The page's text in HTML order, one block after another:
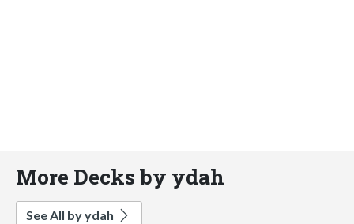
More Decks by ydah
See All by ydah